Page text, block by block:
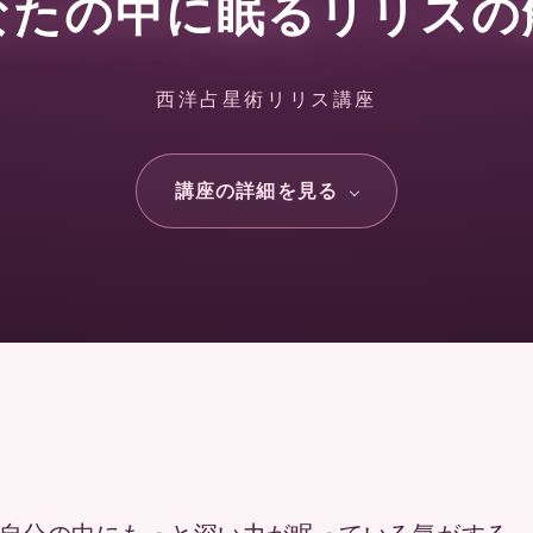
の中に眠る リリス
西洋占星術リリス講座
講座の詳細を見る